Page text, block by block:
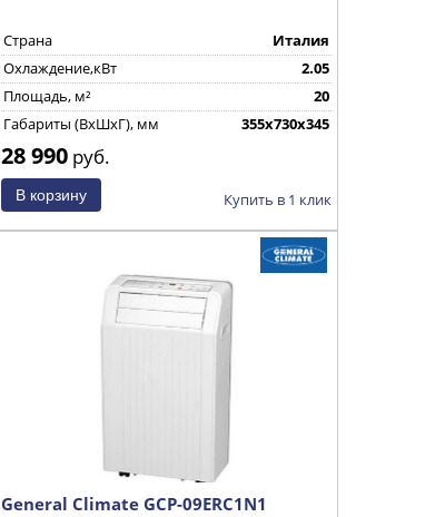
Страна
Италия
Охлаждение,кВт
2.05
Площадь, м²
20
Габариты (ВхШхГ), мм
355x730x345
28 990 руб.
Купить в 1 клик
General Climate GCP-09ERC1N1